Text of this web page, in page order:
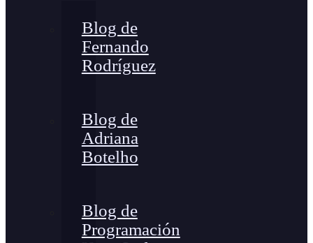
Blog de
Fernando
Rodríguez
Blog de
Adriana
Botelho
Blog de
Programación